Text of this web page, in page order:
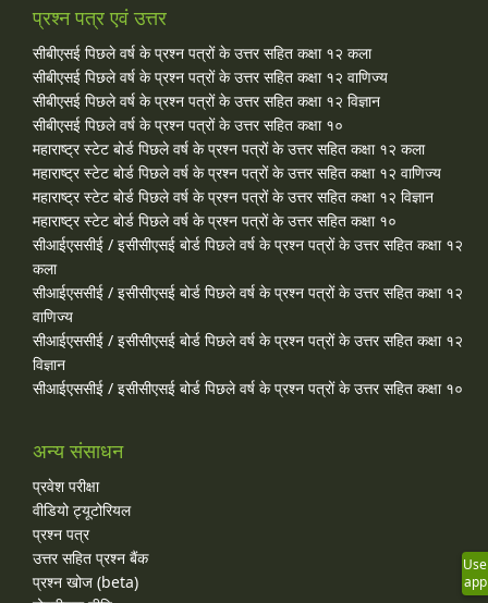
प्रश्न पत्र एवं उत्तर
सीबीएसई पिछले वर्ष के प्रश्न पत्रों के उत्तर सहित कक्षा १२ कला
सीबीएसई पिछले वर्ष के प्रश्न पत्रों के उत्तर सहित कक्षा १२ वाणिज्य
सीबीएसई पिछले वर्ष के प्रश्न पत्रों के उत्तर सहित कक्षा १२ विज्ञान
सीबीएसई पिछले वर्ष के प्रश्न पत्रों के उत्तर सहित कक्षा १०
महाराष्ट्र स्टेट बोर्ड पिछले वर्ष के प्रश्न पत्रों के उत्तर सहित कक्षा १२ कला
महाराष्ट्र स्टेट बोर्ड पिछले वर्ष के प्रश्न पत्रों के उत्तर सहित कक्षा १२ वाणिज्य
महाराष्ट्र स्टेट बोर्ड पिछले वर्ष के प्रश्न पत्रों के उत्तर सहित कक्षा १२ विज्ञान
महाराष्ट्र स्टेट बोर्ड पिछले वर्ष के प्रश्न पत्रों के उत्तर सहित कक्षा १०
सीआईएससीई / इसीसीएसई बोर्ड पिछले वर्ष के प्रश्न पत्रों के उत्तर सहित कक्षा १२
कला
सीआईएससीई / इसीसीएसई बोर्ड पिछले वर्ष के प्रश्न पत्रों के उत्तर सहित कक्षा १२
वाणिज्य
सीआईएससीई / इसीसीएसई बोर्ड पिछले वर्ष के प्रश्न पत्रों के उत्तर सहित कक्षा १२
विज्ञान
सीआईएससीई / इसीसीएसई बोर्ड पिछले वर्ष के प्रश्न पत्रों के उत्तर सहित कक्षा १०
अन्य संसाधन
प्रवेश परीक्षा
वीडियो ट्यूटोरियल
प्रश्न पत्र
उत्तर सहित प्रश्न बैंक
प्रश्न खोज (beta)
Use
app